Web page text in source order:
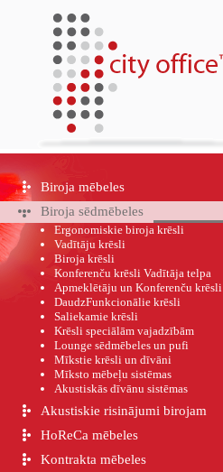
Biroja mēbeles
Biroja sēdmēbeles
Ergonomiskie biroja krēsli
Vadītāju krēsli
Biroja krēsli
Konferenču krēsli Vadītāja telpa
Apmeklētāju un Konferenču krēsli
DaudzFunkcionālie krēsli
Saliekamie krēsli
Krēsli speciālām vajadzībām
Lounge sēdmēbeles un pufi
Mīkstie krēsli un dīvāni
Mīksto mēbeļu sistēmas
Akustiskās dīvānu sistēmas
Akustiskie risinājumi birojam
HoReCa mēbeles
Kontrakta mēbeles